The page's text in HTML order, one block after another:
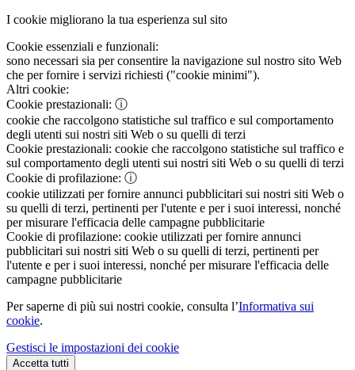
I cookie migliorano la tua esperienza sul sito
Cookie essenziali e funzionali:
sono necessari sia per consentire la navigazione sul nostro sito Web
che per fornire i servizi richiesti ("cookie minimi").
Altri cookie:
Cookie prestazionali: ⓘ
cookie che raccolgono statistiche sul traffico e sul comportamento
degli utenti sui nostri siti Web o su quelli di terzi
Cookie prestazionali: cookie che raccolgono statistiche sul traffico e
sul comportamento degli utenti sui nostri siti Web o su quelli di terzi
Cookie di profilazione: ⓘ
cookie utilizzati per fornire annunci pubblicitari sui nostri siti Web o
su quelli di terzi, pertinenti per l'utente e per i suoi interessi, nonché
per misurare l'efficacia delle campagne pubblicitarie
Cookie di profilazione: cookie utilizzati per fornire annunci
pubblicitari sui nostri siti Web o su quelli di terzi, pertinenti per
l'utente e per i suoi interessi, nonché per misurare l'efficacia delle
campagne pubblicitarie
Per saperne di più sui nostri cookie, consulta l’Informativa sui
cookie.
Gestisci le impostazioni dei cookie
Accetta tutti